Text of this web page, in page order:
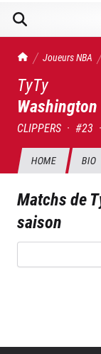
TrashTalk Actu
Joueurs NBA
TyTy
Washington
CLIPPERS · #23 ·
HOME BIO
Matchs de
saison